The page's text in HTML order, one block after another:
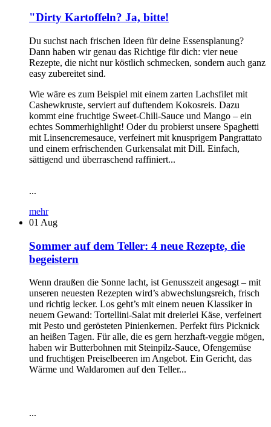
"Dirty Kartoffeln? Ja, bitte!
Du suchst nach frischen Ideen für deine Essensplanung?
Dann haben wir genau das Richtige für dich: vier neue
Rezepte, die nicht nur köstlich schmecken, sondern auch ganz
easy zubereitet sind.
Wie wäre es zum Beispiel mit einem zarten Lachsfilet mit
Cashewkruste, serviert auf duftendem Kokosreis. Dazu
kommt eine fruchtige Sweet-Chili-Sauce und Mango – ein
echtes Sommerhighlight! Oder du probierst unsere Spaghetti
mit Linsencremesauce, verfeinert mit knusprigem Pangrattato
und einem erfrischenden Gurkensalat mit Dill. Einfach,
sättigend und überraschend raffiniert...
...
mehr
01 Aug
Sommer auf dem Teller: 4 neue Rezepte, die
begeistern
Wenn draußen die Sonne lacht, ist Genusszeit angesagt – mit
unseren neuesten Rezepten wird’s abwechslungsreich, frisch
und richtig lecker. Los geht’s mit einem neuen Klassiker in
neuem Gewand: Tortellini-Salat mit dreierlei Käse, verfeinert
mit Pesto und gerösteten Pinienkernen. Perfekt fürs Picknick
an heißen Tagen. Für alle, die es gern herzhaft-veggie mögen,
haben wir Butterbohnen mit Steinpilz-Sauce, Ofengemüse
und fruchtigen Preiselbeeren im Angebot. Ein Gericht, das
Wärme und Waldaromen auf den Teller...
...